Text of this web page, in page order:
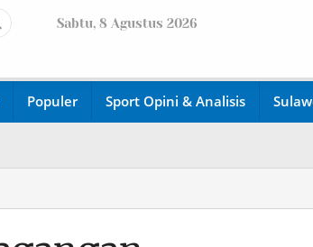
Sabtu, 8 Agustus 2026
Populer Sport Opini & Analisis